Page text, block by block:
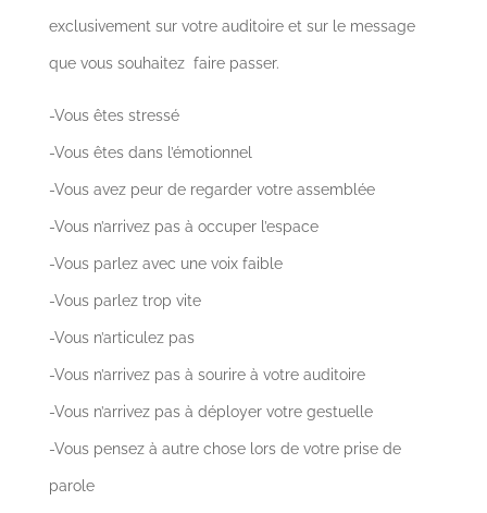
exclusivement sur votre auditoire et sur le message
que vous souhaitez faire passer.
-Vous êtes stressé
-Vous êtes dans l’émotionnel
-Vous avez peur de regarder votre assemblée
-Vous n’arrivez pas à occuper l’espace
-Vous parlez avec une voix faible
-Vous parlez trop vite
-Vous n’articulez pas
-Vous n’arrivez pas à sourire à votre auditoire
-Vous n’arrivez pas à déployer votre gestuelle
-Vous pensez à autre chose lors de votre prise de
parole